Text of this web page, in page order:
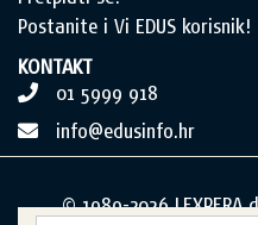
Postanite i Vi EDUS korisnik!
KONTAKT
01 5999 918
info@edusinfo.hr
© 1989-2026